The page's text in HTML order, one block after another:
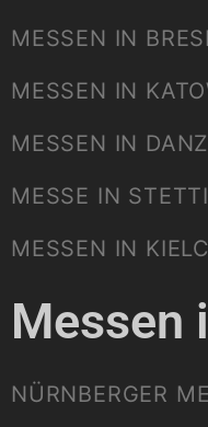
MESSEN IN
MESSEN IN
MESSEN IN
MESSE IN
MESSEN IN
Messen
NÜRNBERGER